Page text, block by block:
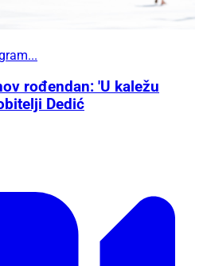
rođendan: 'U kaležu
Dedić